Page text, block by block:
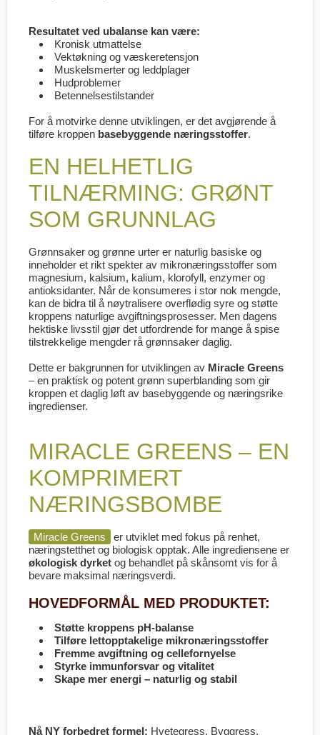
Resultatet ved ubalanse kan være:
Kronisk utmattelse
Vektøkning og væskeretensjon
Muskelsmerter og leddplager
Hudproblemer
Betennelsestilstander
For å motvirke denne utviklingen, er det avgjørende å
tilføre kroppen basebyggende næringsstoffer.
EN HELHETLIG
TILNÆRMING: GRØNT
SOM GRUNNLAG
Grønnsaker og grønne urter er naturlig basiske og
inneholder et rikt spekter av mikronæringsstoffer som
magnesium, kalsium, kalium, klorofyll, enzymer og
antioksidanter. Når de konsumeres i stor nok mengde,
kan de bidra til å nøytralisere overflødig syre og støtte
kroppens naturlige avgiftningsprosesser. Men dagens
hektiske livsstil gjør det utfordrende for mange å spise
tilstrekkelige mengder rå grønnsaker daglig.
Dette er bakgrunnen for utviklingen av Miracle Greens
– en praktisk og potent grønn superblanding som gir
kroppen et daglig løft av basebyggende og næringsrike
ingredienser.
MIRACLE GREENS – EN
KOMPRIMERT
NÆRINGSBOMBE
Miracle Greens
er utviklet med fokus på renhet,
næringstetthet og biologisk opptak. Alle ingrediensene er
økologisk dyrket og behandlet på skånsomt vis for å
bevare maksimal næringsverdi.
HOVEDFORMÅL MED PRODUKTET:
Støtte kroppens pH-balanse
Tilføre lettopptakelige mikronæringsstoffer
Fremme avgiftning og cellefornyelse
Styrke immunforsvar og vitalitet
Skape mer energi – naturlig og stabil
Nå NY forbedret formel: Hvetegress, Byggress,